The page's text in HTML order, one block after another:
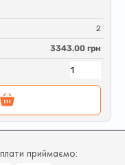
2
3343.00 грн
приймаємо: